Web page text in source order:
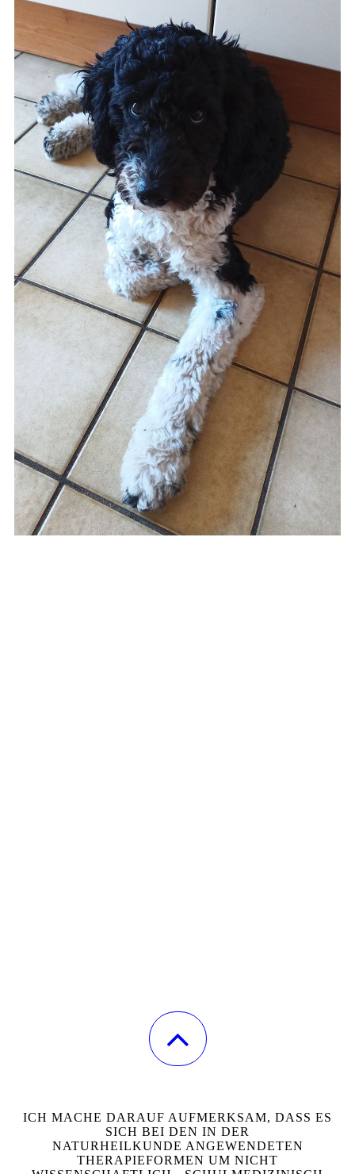
ICH MACHE DARAUF AUFMERKSAM, DASS ES
SICH BEI DEN IN DER
NATURHEILKUNDE ANGEWENDETEN
THERAPIEFORMEN UM NICHT